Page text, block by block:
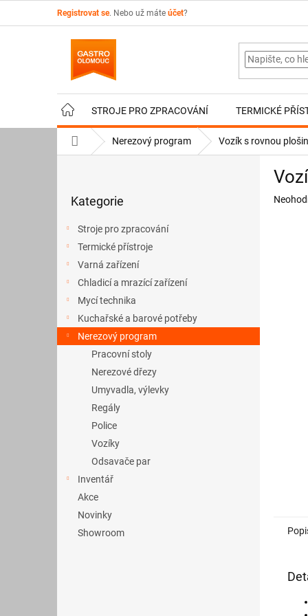
Registrovat se. Nebo už máte účet?
STROJE PRO ZPRACOVÁNÍ TERMICKÉ
Domů Nerezový program Vozík s rovnou
n
e
kategorie
Kategorie
Stroje pro zpracování
Termické přístroje
Varná zařízení
Chladicí a mrazící zařízení
Mycí technika
Kuchařské a barové potřeby
Nerezový program
Pracovní stoly
Nerezové dřezy
Umyvadla, výlevky
Regály
Police
Vozíky
Odsavače par
Inventář
Akce
Novinky
Showroom